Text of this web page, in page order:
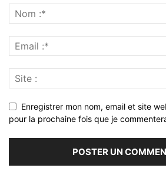
Enregistrer mon nom, email et site
pour la prochaine fois que je